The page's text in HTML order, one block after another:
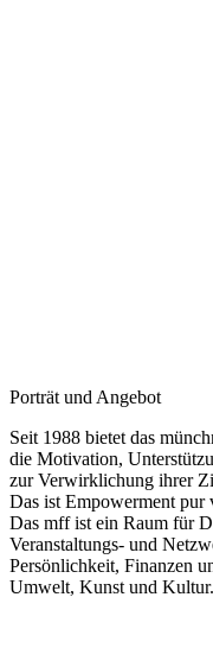
Porträt und Angebot
Seit 1988 bietet das
die Motivation,
zur Verwirklichung ihrer
Das ist Empowerment
Das mff ist ein Raum für
Veranstaltungs- und
Persönlichkeit, Finanzen
Umwelt, Kunst und Kultur.